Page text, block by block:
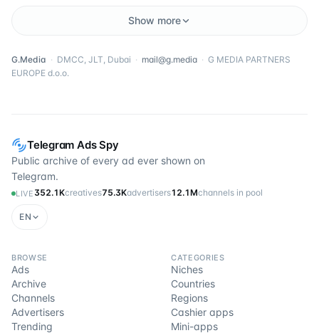
Telegram Ads Spy
Public archive of every ad ever shown on
Telegram.
LIVE 352.1Kcreatives75.3Kadvertisers12.1Mchannels in pool
EN
BROWSE
Ads
Archive
Channels
Advertisers
Trending
CATEGORIES
Niches
Countries
Regions
Cashier apps
Mini-apps
Show more
G.Media · DMCC, JLT, Dubai · mail@g.media · G MEDIA PARTNERS
EUROPE d.o.o.